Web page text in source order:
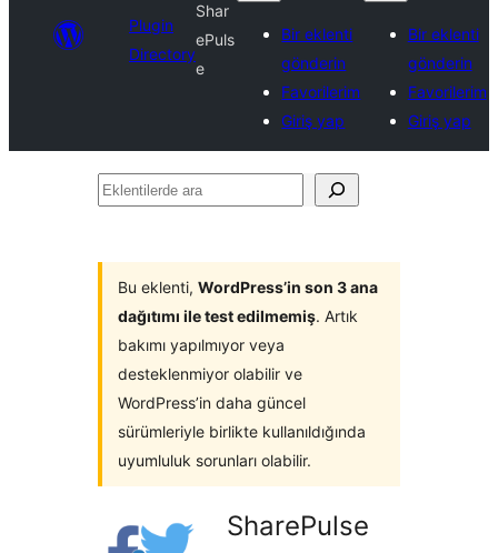
Plugin
Directory
Shar
ePuls
e
Bir eklenti
gönderin
Favorilerim
Giriş yap
Bir eklenti
gönderin
Favorilerim
Giriş yap
Eklentilerde
Bu eklenti, WordPress’in son 3 ana
dağıtımı ile test edilmemiş. Artık
bakımı yapılmıyor veya
desteklenmiyor olabilir ve
WordPress’in daha güncel
sürümleriyle birlikte kullanıldığında
uyumluluk sorunları olabilir.
SharePulse